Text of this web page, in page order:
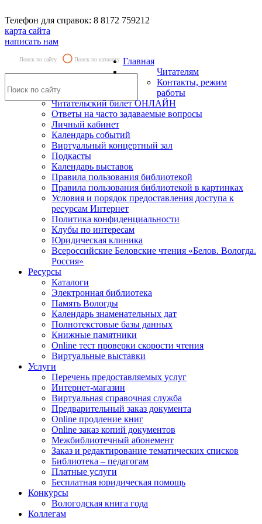
Телефон для справок: 8 8172 759212
карта сайта
написать нам
Поиск по сайту Поиск по каталогу Главная
Читателям
Контакты, режим
работы
Читательский билет ОНЛАЙН
Ответы на часто задаваемые вопросы
Личный кабинет
Календарь событий
Виртуальный концертный зал
Подкасты
Календарь выставок
Правила пользования библиотекой
Правила пользования библиотекой в картинках
Условия и порядок предоставления доступа к
ресурсам Интернет
Политика конфиденциальности
Клубы по интересам
Юридическая клиника
Всероссийские Беловские чтения «Белов. Вологда.
Россия»
Ресурсы
Каталоги
Электронная библиотека
Память Вологды
Календарь знаменательных дат
Полнотекстовые базы данных
Книжные памятники
Online тест проверки скорости чтения
Виртуальные выставки
Услуги
Перечень предоставляемых услуг
Интернет-магазин
Виртуальная справочная служба
Предварительный заказ документа
Online продление книг
Online заказ копий документов
Межбиблиотечный абонемент
Заказ и редактирование тематических списков
Библиотека – педагогам
Платные услуги
Бесплатная юридическая помощь
Конкурсы
Вологодская книга года
Коллегам